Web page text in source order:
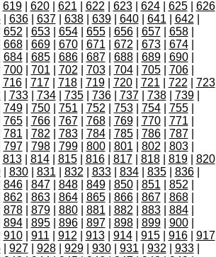
619| 620| 621 622 623| 624| 625| 626
| 636| 637| 638| 639| 640| 641 642
652 653| 654| 655| 656| 657| 658|
668| 669| 670| 671 672 673| 674|
684| 685| 686| 687| 688| 689| 690|
700| 701 702 703| 704| 705| 706|
716| 717| 718| 719| 720| 721 722
723
733| 734| 735| 736| 737| 738| 739|
749| 750| 751 752 753| 754| 755|
765| 766| 767| 768| 769| 770| 771
781 782 783| 784| 785| 786| 787|
797| 798| 799| 800| 801 802 803|
813| 814| 815| 816| 817| 818| 819| 820
| 830| 831 832 833| 834| 835| 836|
846| 847| 848| 849| 850| 851 852
862 863| 864| 865| 866| 867| 868|
878| 879| 880| 881 882 883| 884|
894| 895| 896| 897| 898| 899| 900|
910| 911 912 913| 914| 915| 916| 917
| 927| 928| 929| 930| 931 932 933|